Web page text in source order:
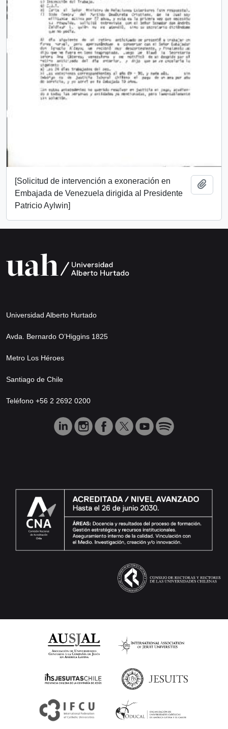
[Solicitud de intervención a exoneración en
Embajada de Venezuela dirigida al Presidente
Patricio Aylwin]
Universidad Alberto Hurtado
Avda. Bernardo O’Higgins 1825
Metro Los Héroes
Santiago de Chile
Teléfono +56 2 2692 0200